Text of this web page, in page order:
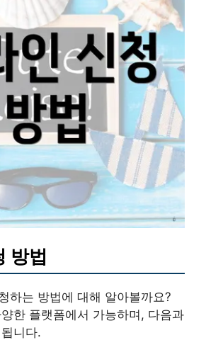
방법
하는 방법에 대해 알아볼까요?
한 플랫폼에서 가능하며, 다음과
니다.